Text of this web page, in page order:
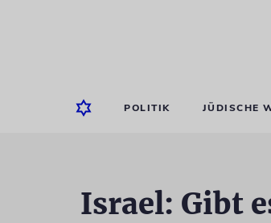
POLITIK JÜDISCHE
Israel: Gibt